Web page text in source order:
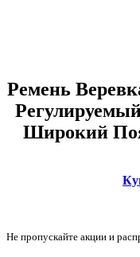
Ремень
Широкий
Не пропускайте акции и